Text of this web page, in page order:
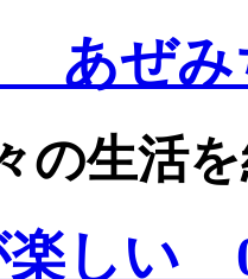
あぜみ
の生活
楽しい